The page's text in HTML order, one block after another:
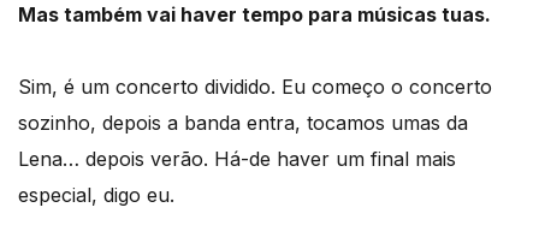
Mas também vai haver tempo para músicas tuas.
Sim, é um concerto dividido. Eu começo o concerto
sozinho, depois a banda entra, tocamos umas da
Lena… depois verão. Há-de haver um final mais
especial, digo eu.